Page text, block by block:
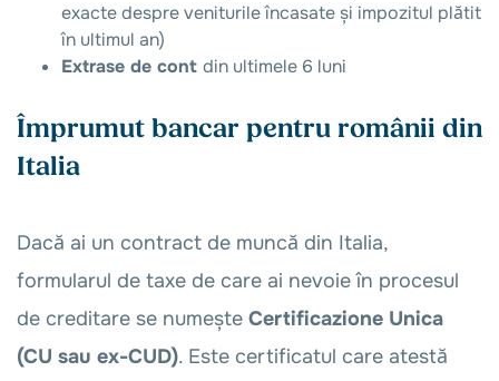
exacte despre veniturile încasate și impozitul plătit
în ultimul an)
Extrase de cont din ultimele 6 luni
Împrumut bancar pentru românii din
Italia
Dacă ai un contract de muncă din Italia,
formularul de taxe de care ai nevoie în procesul
de creditare se numește Certificazione Unica
(CU sau ex-CUD). Este certificatul care atestă